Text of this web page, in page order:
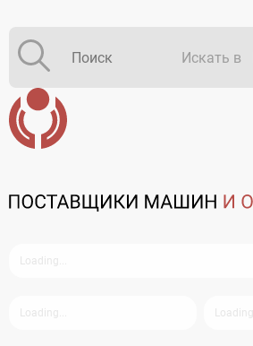
Искать в